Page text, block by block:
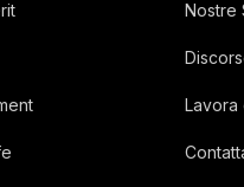
Nostre
Lavora